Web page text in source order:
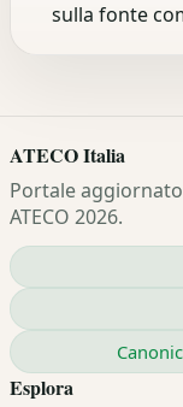
sulla fonte
ATECO Italia
Portale
ATECO 2026.
Esplora